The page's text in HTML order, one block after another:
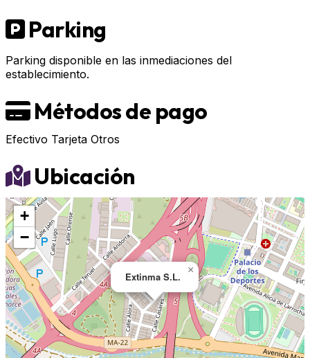
Parking
Parking disponible en las inmediaciones del
establecimiento.
Métodos de pago
Efectivo Tarjeta Otros
Ubicación
Extinma S.L.
×
+
−